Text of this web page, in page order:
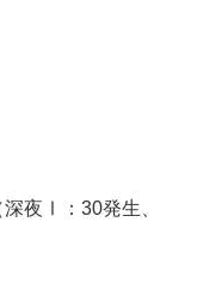
深夜Ⅰ：30発生、